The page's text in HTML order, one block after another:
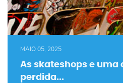
MAIO 05, 2025
As skateshops e
perdida...